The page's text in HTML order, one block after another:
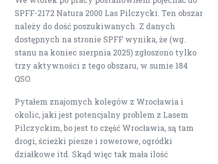
SPFF-2172 Natura 2000 Las Pilczycki. Ten obszar
należy do dość poszukiwanych. Z danych
dostępnych na stronie SPFF wynika, że (wg.
stanu na koniec sierpnia 2025) zgłoszono tylko
trzy aktywności z tego obszaru, w sumie 184
QSO.
Pytałem znajomych kolegów z Wrocławia i
okolic, jaki jest potencjalny problem z Lasem
Pilczyckim, bo jest to część Wrocławia, są tam
drogi, ścieżki piesze i rowerowe, ogródki
działkowe itd. Skąd więc tak mała ilość